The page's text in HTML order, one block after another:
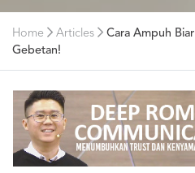
Home Articles
Cara Ampuh
Gebetan!